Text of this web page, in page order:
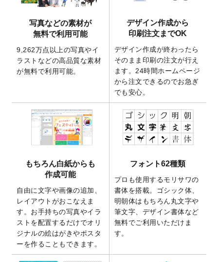
きるようになりました！
2025/12/22
2026年版4月始まりのカレンダーデザイン
テンプレート
を公開いたしました。
開いたしました。
2025/9/30
【新商品】クリアファイルバッグ が作成で
きるようになりました！
2026年午年の年賀状デザインテンプレート
を公開いたしました。
2025/9/10
喪中はがき・寒中見舞いのデザインテンプ
レートを公開いたしました。
2025/8/1
9,160万点以上の写真やイラスト素材が無料
2025/7/30
キャンバスプリントのデザインテンプレー
トを追加いたしました。
2025/6/30
暑中見舞いのデザインテンプレートを追加
しました。
2025/6/27
キャンバスプリントのデザインテンプレー
トを追加いたしました。
2025/6/24
2026年版1月始まりのカレンダーデザイン
テンプレートを公開いたしました。
写真などの素材が
無料で利用可能
9,262万点以上の写真やイ
ラストなどの高品質な素材
が無料で利用可能。
デザイン作成から
印刷注文までOK
デザイン作成が終わったら
そのまま印刷の注文が行え
ます。24時間ホームページ
から注文できるのでお急ぎ
でも安心。
もちろん白紙からも
作成可能
自由に文字や画像の追加、
レイアウトがおこなえま
す。お手持ちの写真やイラ
ストを配置するだけでオリ
ジナルの絵はがきやポスタ
ーを作ることもできます。
フォント62種類
プロも使用するモリサワの
書体を搭載。ゴシック体、
明朝体はもちろん丸文字や
筆文字、デザイン書体など
無料でご利用いただけま
す。